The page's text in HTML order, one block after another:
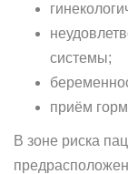
системы;
приём
В зоне риска